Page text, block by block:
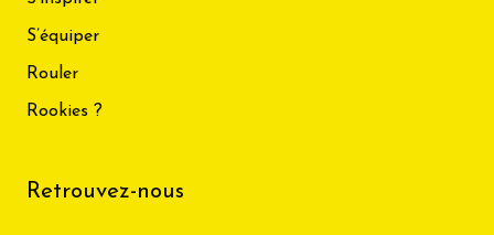
S’équiper
Rouler
Rookies ?
Retrouvez-nous